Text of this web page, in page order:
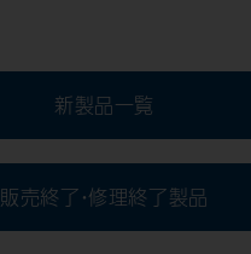
新製品一覧
販売終了・修理終了製品